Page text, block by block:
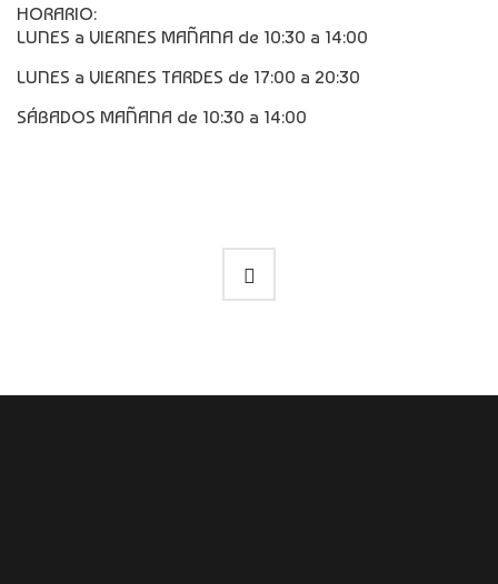
HORARIO:
LUNES a VIERNES MAÑANA de 10:30 a 14:00
LUNES a VIERNES TARDES de 17:00 a 20:30
SÁBADOS MAÑANA de 10:30 a 14:00